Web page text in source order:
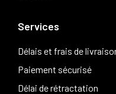
Services
Délais et frais de
Paiement sécurisé
Délai de rétractation